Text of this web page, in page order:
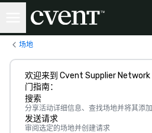
场地
欢迎来到 Cvent Supplier Network
门指南：
搜索
分享活动详细信息、查找场地并将其添
发送请求
审阅选定的场地并创建请求